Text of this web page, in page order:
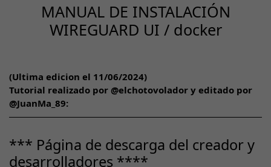
MANUAL DE INSTALACIÓN
WIREGUARD UI / docker
(Ultima edicion el 11/06/2024)
Tutorial realizado por @elchotovolador y editado por
@JuanMa_89:
*** Página de descarga del creador y
desarrolladores ****